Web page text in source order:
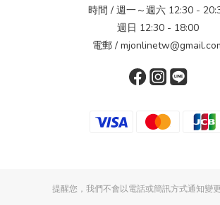
時間 / 週一～週六 12:30 -
週日 12:30 - 18:00
電郵 /
提醒您，我們不會以電話或簡訊方式通知變更